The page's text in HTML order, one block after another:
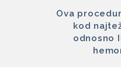
Ova
kod
odnosno